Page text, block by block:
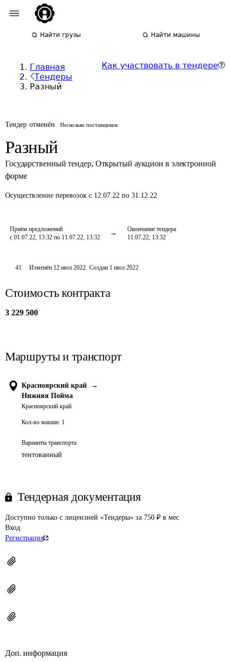
Найти грузы Найти машины
Главная
Тендеры
Разный
Как участвовать в тендере
Тендер отменён Несколько поставщиков
Разный
Государственный тендер, Открытый аукцион в электронной
форме
Осуществление перевозок с 12.07.22 по 31.12.22
Приём предложений
с 01.07.22, 13:32 по 11.07.22, 13:32
Окончание тендера
11.07.22, 13:32
41 Изменён 12 июл 2022. Создан 1 июл 2022
Стоимость контракта
3 229 500
Маршруты и транспорт
Красноярский край
→
Нижняя Пойма
Красноярский край
Кол-во машин: 1
Варианты транспорта
тентованный
Тендерная документация
Доступно только с лицензией «Тендеры» за 750 ₽ в мес
Вход
Регистрация
Доп. информация